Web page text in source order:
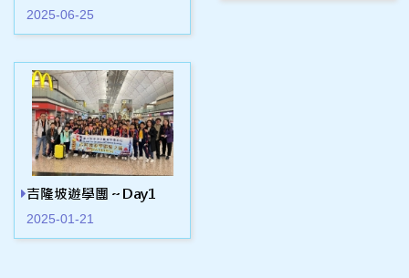
2025-06-25
吉隆坡遊學團～Day1
2025-01-21